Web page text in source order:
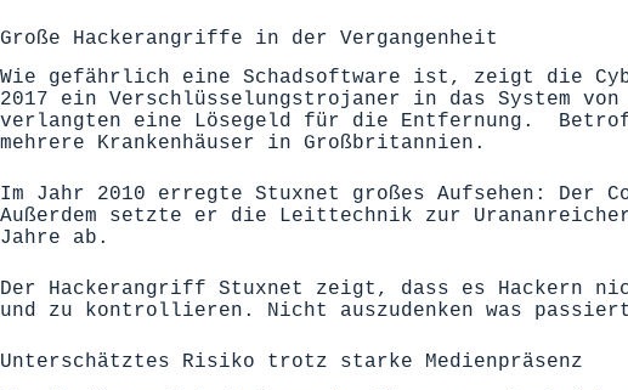
Große Hackerangriffe in der Vergangenheit
Wie gefährlich eine Schadsoftware ist, zeigt die
2017 ein Verschlüsselungstrojaner in das System
verlangten eine Lösegeld für die Entfernung.
mehrere Krankenhäuser in Großbritannien.
Im Jahr 2010 erregte Stuxnet großes Aufsehen: Der
Außerdem setzte er die Leittechnik zur
Jahre ab.
Der Hackerangriff Stuxnet zeigt, dass es Hackern
und zu kontrollieren. Nicht auszudenken was passiert,
Unterschätztes Risiko trotz starke Medienpräsenz